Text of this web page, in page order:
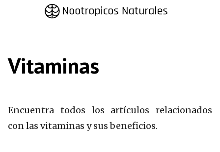
Vitaminas
Encuentra todos los artículos relacionados
con las vitaminas y sus beneficios.